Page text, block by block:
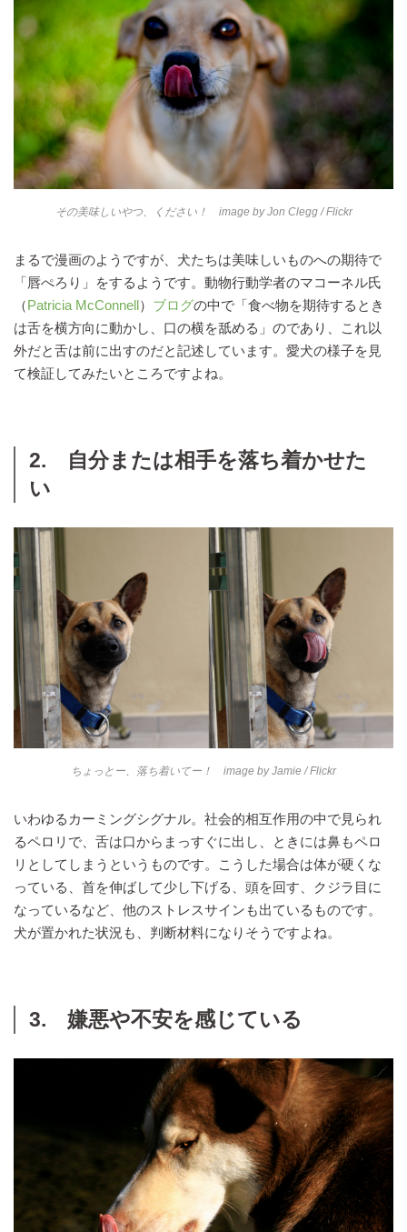
その美味しいやつ、ください！ image byJon Clegg/ Flickr
まるで漫画のようですが、犬たちは美味しいものへの期待で
「唇ぺろり」をするようです。動物行動学者のマコーネル氏
（Patricia McConnell） ブログの中で「食べ物を期待するとき
は舌を横方向に動かし、口の横を舐める」のであり、これ以
外だと舌は前に出すのだと記述しています。愛犬の様子を見
て検証してみたいところですよね。
2. 自分または相手を落ち着かせた
い
ちょっとー、落ち着いてー！ image byJamie/ Flickr
いわゆるカーミングシグナル。社会的相互作用の中で見られ
るペロリで、舌は口からまっすぐに出し、ときには鼻もペロ
リとしてしまうというものです。こうした場合は体が硬くな
っている、首を伸ばして少し下げる、頭を回す、クジラ目に
なっているなど、他のストレスサインも出ているものです。
犬が置かれた状況も、判断材料になりそうですよね。
3. 嫌悪や不安を感じている